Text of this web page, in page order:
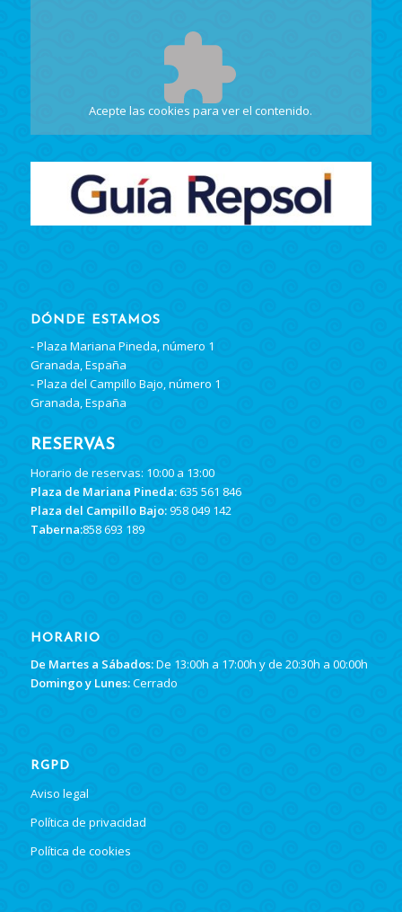
Acepte las cookiespara ver el contenido.
DÓNDE ESTAMOS
- Plaza Mariana Pineda, número 1
Granada, España
- Plaza del Campillo Bajo, número 1
Granada, España
RESERVAS
Horario de reservas: 10:00 a 13:00
Plaza de Mariana Pineda:635 561 846
Plaza del Campillo Bajo:958 049 142
Taberna:858 693 189
HORARIO
De Martes a Sábados:De 13:00h a 17:00h y de 20:30h a 00:00h
Domingo y Lunes:Cerrado
RGPD
Aviso legal
Política de privacidad
Política de cookies